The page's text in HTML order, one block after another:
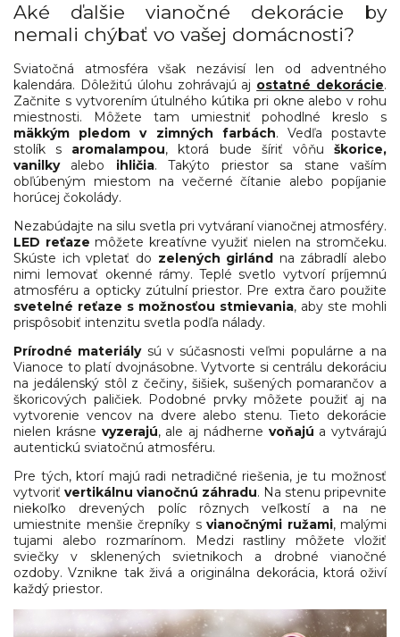
Aké ďalšie vianočné dekorácie by
nemali chýbať vo vašej domácnosti?
Sviatočná atmosféra však nezávisí len od adventného
kalendára. Dôležitú úlohu zohrávajú aj ostatné dekorácie.
Začnite s vytvorením útulného kútika pri okne alebo v rohu
miestnosti. Môžete tam umiestniť pohodlné kreslo s
mäkkým pledom v zimných farbách. Vedľa postavte
stolík s aromalampou, ktorá bude šíriť vôňuškorice,
vanilkyalebo ihličia. Takýto priestor sa stane vaším
obľúbeným miestom na večerné čítanie alebo popíjanie
horúcej čokolády.
Nezabúdajte na silu svetla pri vytváraní vianočnej atmosféry.
LED reťaze môžete kreatívne využiť nielen na stromčeku.
Skúste ich vpletať do zelených girlánd
na zábradlí alebo
nimi lemovať okenné rámy. Teplé svetlo vytvorí príjemnú
atmosféru a opticky zútulní priestor. Pre extra čaro použite
svetelné reťaze s možnosťou stmievania, aby ste mohli
prispôsobiť intenzitu svetla podľa nálady.
Prírodné materiálysú v súčasnosti veľmi populárne a na
Vianoce to platí dvojnásobne. Vytvorte si centrálu dekoráciu
na jedálenský stôl z čečiny, šišiek, sušených pomarančov a
škoricových paličiek. Podobné prvky môžete použiť aj na
vytvorenie vencov na dvere alebo stenu. Tieto dekorácie
nielen krásne vyzerajú, ale aj nádherne voňajú a vytvárajú
autentickú sviatočnú atmosféru.
Pre tých, ktorí majú radi netradičné riešenia, je tu možnosť
vytvoriť vertikálnu vianočnú záhradu. Na stenu pripevnite
niekoľko drevených políc rôznych veľkostí a na ne
umiestnite menšie črepníky svianočnými ružami, malými
tujami alebo rozmarínom. Medzi rastliny môžete vložiť
sviečky v sklenených svietnikoch a drobné vianočné
ozdoby. Vznikne tak živá a originálna dekorácia, ktorá oživí
každý priestor.